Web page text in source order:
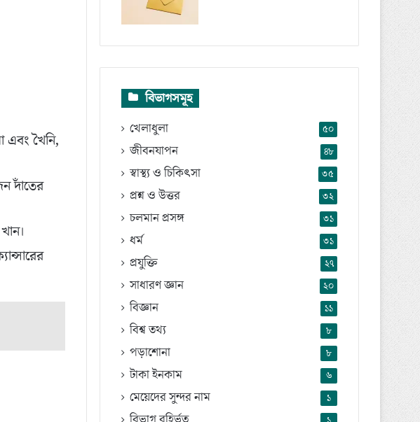
এবং খৈনি,
দাঁতের
বিভাগসমূহ
খেলাধুলা ৫০
জীবনযাপন ৪৮
স্বাস্থ্য ও চিকিৎসা ৩৫
প্রশ্ন ও উত্তর ৩২
চলমান প্রসঙ্গ ৩১
ধর্ম ৩১
প্রযুক্তি ২৭
সাধারণ জ্ঞান ২০
বিজ্ঞান ১১
বিশ্ব তথ্য ৮
পড়াশোনা ৮
টাকা ইনকাম ৬
মেয়েদের সুন্দর নাম ১